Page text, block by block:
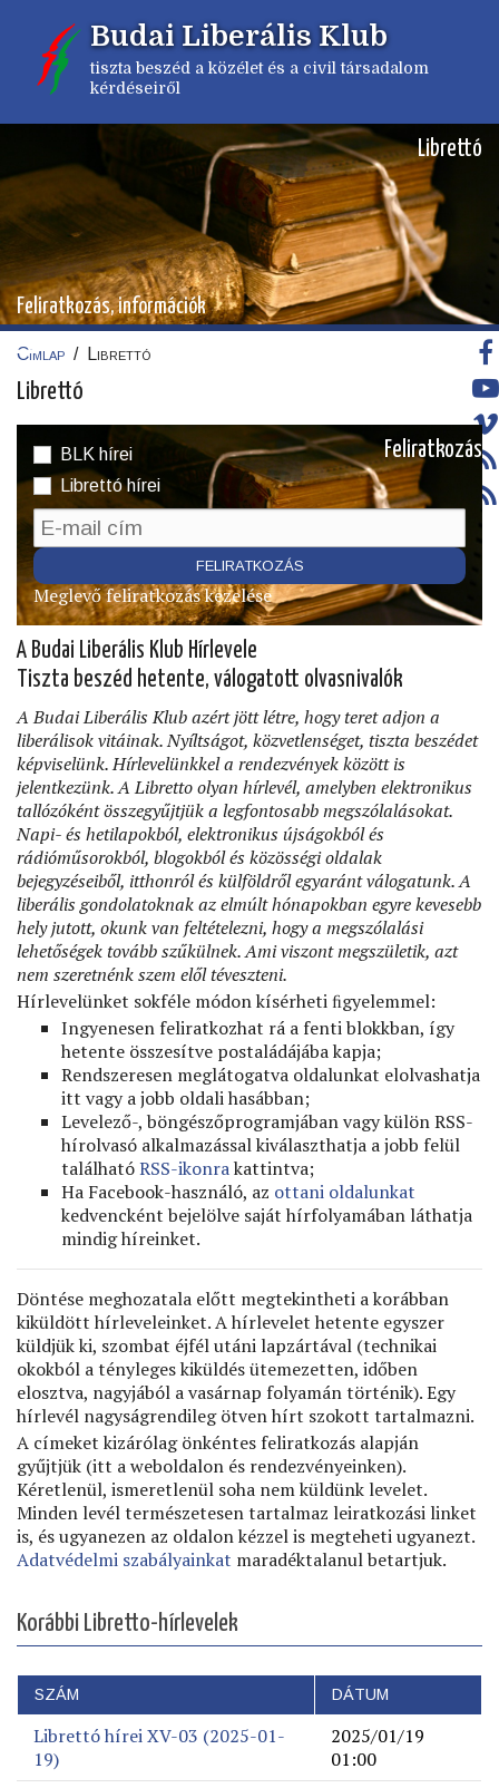
tartalomra
Budai Liberális Klub
tiszta beszéd a közélet és a civil társadalom
kérdéseiről
Librettó
Feliratkozás, információk
Címlap / Librettó
Librettó
Feliratkozás
BLK hírei
Librettó hírei
Meglevő feliratkozás kezelése
A Budai Liberális Klub Hírlevele
Tiszta beszéd hetente, válogatott olvasnivalók
A Budai Liberális Klub azért jött létre, hogy teret adjon a
liberálisok vitáinak. Nyíltságot, közvetlenséget, tiszta beszédet
képviselünk. Hírlevelünkkel a rendezvények között is
jelentkezünk. A Libretto olyan hírlevél, amelyben elektronikus
tallózóként összegyűjtjük a legfontosabb megszólalásokat.
Napi- és hetilapokból, elektronikus újságokból és
rádióműsorokból, blogokból és közösségi oldalak
bejegyzéseiből, itthonról és külföldről egyaránt válogatunk. A
liberális gondolatoknak az elmúlt hónapokban egyre kevesebb
hely jutott, okunk van feltételezni, hogy a megszólalási
lehetőségek tovább szűkülnek. Ami viszont megszületik, azt
nem szeretnénk szem elől téveszteni.
Hírlevelünket sokféle módon kísérheti ﬁgyelemmel:
Ingyenesen feliratkozhat rá a fenti blokkban, így
hetente összesítve postaládájába kapja;
Rendszeresen meglátogatva oldalunkat elolvashatja
itt vagy a jobb oldali hasábban;
Levelező-, böngészőprogramjában vagy külön RSS-
hírolvasó alkalmazással kiválaszthatja a jobb felül
találhatóRSS-ikonrakattintva;
Ha Facebook-használó, az ottani oldalunkat
kedvencként bejelölve saját hírfolyamában láthatja
mindig híreinket.
Döntése meghozatala előtt megtekintheti a korábban
kiküldött hírleveleinket. A hírlevelet hetente egyszer
küldjük ki, szombat éjfél utáni lapzártával (technikai
okokból a tényleges kiküldés ütemezetten, időben
elosztva, nagyjából a vasárnap folyamán történik). Egy
hírlevél nagyságrendileg ötven hírt szokott tartalmazni.
A címeket kizárólag önkéntes feliratkozás alapján
gyűjtjük (itt a weboldalon és rendezvényeinken).
Kéretlenül, ismeretlenül soha nem küldünk levelet.
Minden levél természetesen tartalmaz leiratkozási linket
is, és ugyanezen az oldalon kézzel is megteheti ugyanezt.
Adatvédelmi szabályainkat maradéktalanul betartjuk.
Korábbi Libretto-hírlevelek
SZÁM DÁTUM
Librettó hírei XV-03 (2025-01-
19)
2025/01/19
01:00